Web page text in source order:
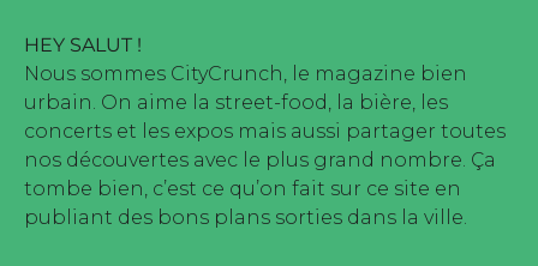
HEY SALUT !
Nous sommes CityCrunch, le magazine bien
urbain. On aime la street-food, la bière, les
concerts et les expos mais aussi partager toutes
nos découvertes avec le plus grand nombre. Ça
tombe bien, c’est ce qu’on fait sur ce site en
publiant des bons plans sorties dans la ville.